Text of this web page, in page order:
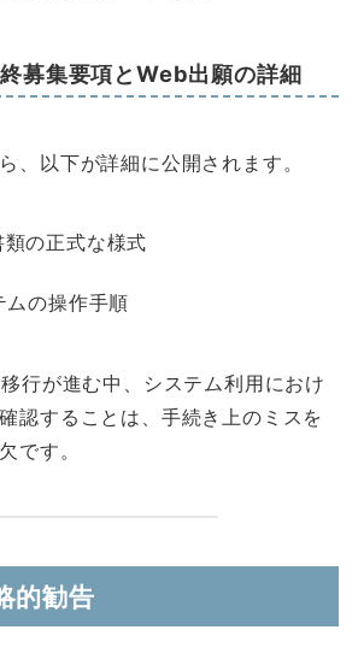
募集要項とWeb出願の詳細
、以下が詳細に公開されます。
の正式な様式
の操作手順
行が進む中、システム利用におけ
認することは、手続き上のミスを
です。
的勧告